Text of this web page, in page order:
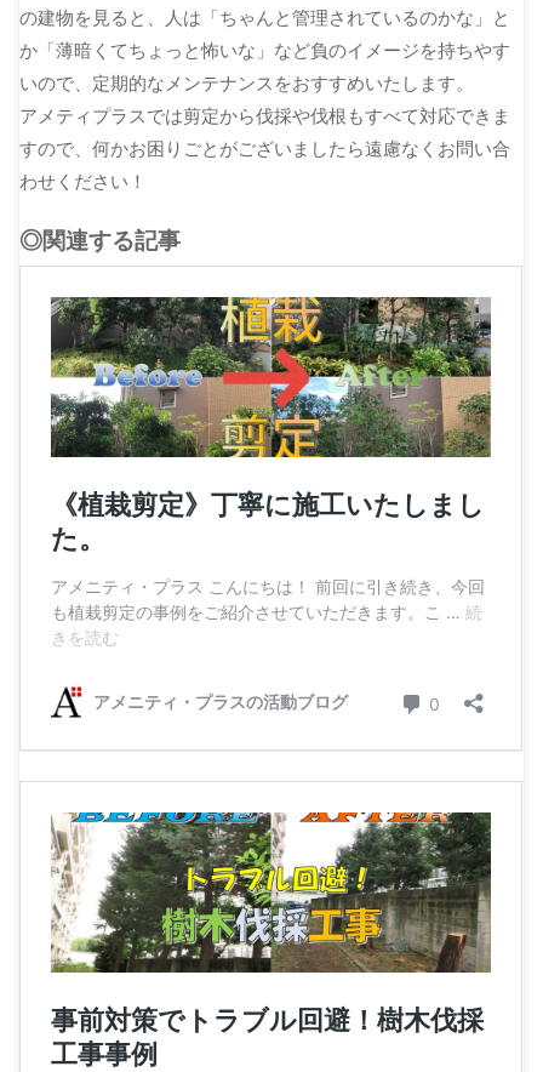
の建物を見ると、人は「ちゃんと管理されているのかな」と
か「薄暗くてちょっと怖いな」など負のイメージを持ちやす
いので、定期的なメンテナンスをおすすめいたします。
アメティプラスでは剪定から伐採や伐根もすべて対応できま
すので、何かお困りごとがございましたら遠慮なくお問い合
わせください！
◎関連する記事